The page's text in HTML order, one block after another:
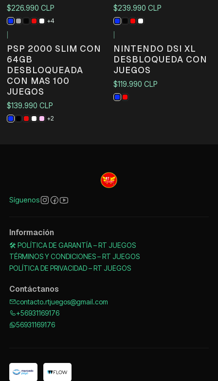
$226.990 CLP
+4
$239.990 CLP
PSP 2000 SLIM CON
64GB
DESBLOQUEADA
CON MAS 100
JUEGOS
$139.990 CLP
+2
NINTENDO DSI XL
DESBLOQUEDA CON
JUEGOS
$119.990 CLP
Síguenos
Información
🛠️ POLÍTICA DE GARANTÍA – RT JUEGOS
TÉRMINOS Y CONDICIONES – RT JUEGOS
POLÍTICA DE PRIVACIDAD – RT JUEGOS
Contáctanos
contacto.rtjuegos@gmail.com
+56931169176
56931169176